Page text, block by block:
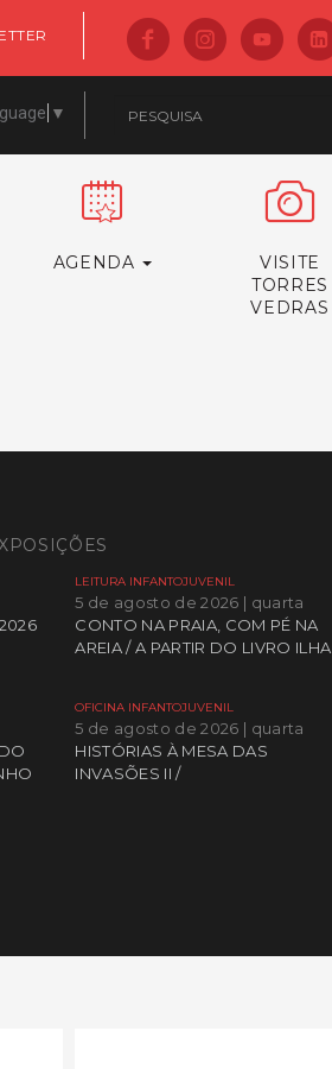
▼
AGENDA
VISITE
TORRES
VEDRAS
LEITURA INFANTOJUVENIL
5 de agosto de 2026 | quarta
CONTO NA PRAIA, COM PÉ NA
AREIA / A PARTIR DO LIVRO ILHA
OFICINA INFANTOJUVENIL
5 de agosto de 2026 | quarta
HISTÓRIAS À MESA DAS
INVASÕES II /